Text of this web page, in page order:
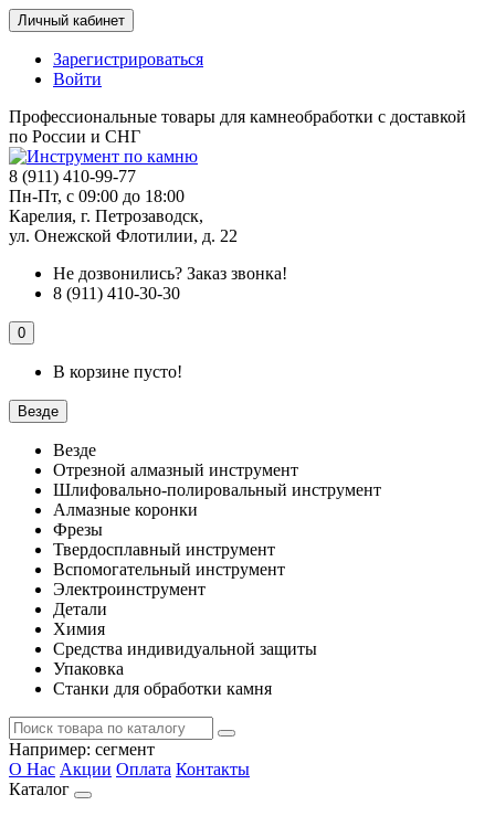
Личный кабинет
Зарегистрироваться
Войти
Профессиональные товары для камнеобработки с доставкой
по России и СНГ
8 (911) 410-99-77
Пн-Пт, с 09:00 до 18:00
Карелия, г. Петрозаводск,
ул. Онежской Флотилии, д. 22
Не дозвонились? Заказ звонка!
8 (911) 410-30-30
0
В корзине пусто!
Везде
Везде
Отрезной алмазный инструмент
Шлифовально-полировальный инструмент
Алмазные коронки
Фрезы
Твердосплавный инструмент
Вспомогательный инструмент
Электроинструмент
Детали
Химия
Средства индивидуальной защиты
Упаковка
Станки для обработки камня
Например: сегмент
О Нас Акции Оплата Контакты
Каталог